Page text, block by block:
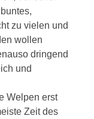
zu vielen und
wollen
dringend
und
Welpen erst
Zeit des